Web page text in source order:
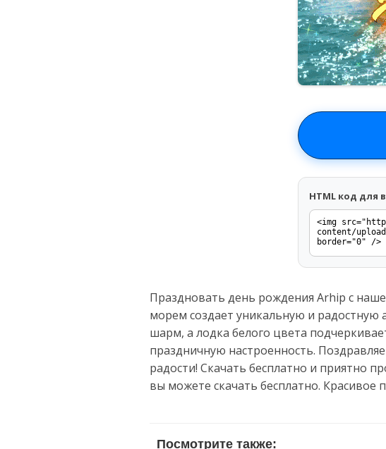
HTML код для
Праздновать день рождения Arhip с
морем создает уникальную и
шарм, а лодка белого цвета
праздничную настроенность.
радости! Скачать бесплатно и приятно
вы можете скачать бесплатно.
Посмотрите также: